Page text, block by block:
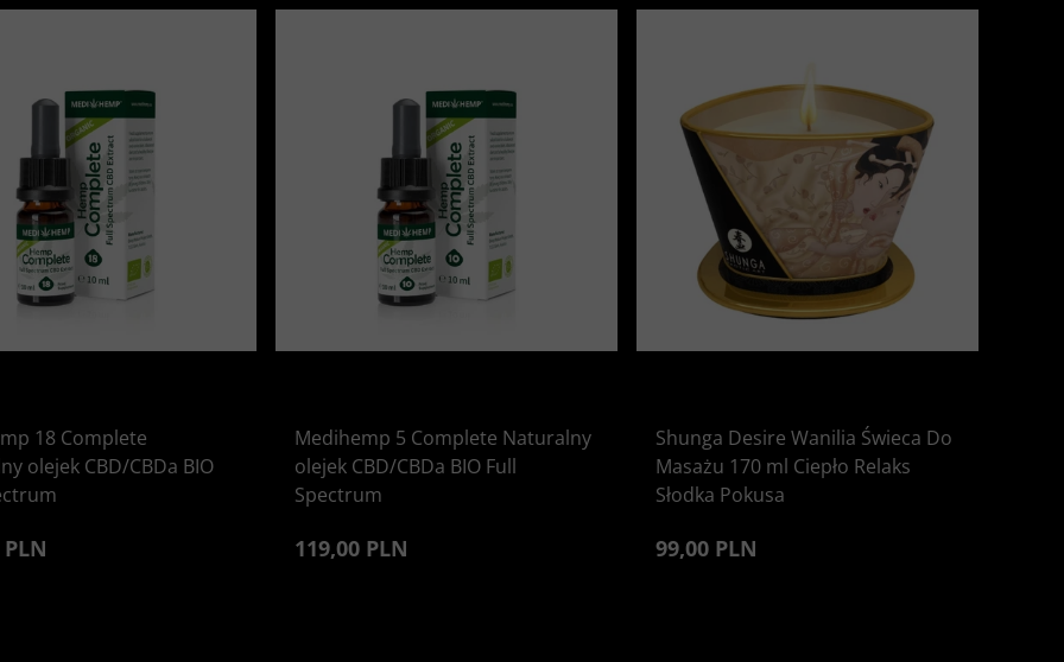
18 Complete
olejek CBD/CBDa BIO
Medihemp 5 Complete Naturalny
olejek CBD/CBDa BIO Full
Spectrum
119,00 PLN
Shunga Desire Wanilia Świeca Do
Masażu 170 ml Ciepło Relaks
Słodka Pokusa
99,00 PLN